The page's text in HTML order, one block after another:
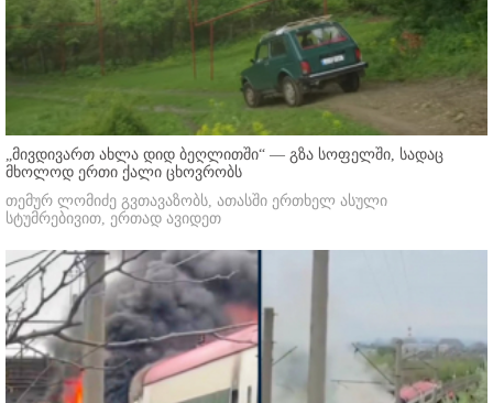
„მივდივართ ახლა დიდ ბეღლითში“ — გზა სოფელში, სადაც
მხოლოდ ერთი ქალი ცხოვრობს
თემურ ლომიძე გვთავაზობს, ათასში ერთხელ ასული
სტუმრებივით, ერთად ავიდეთ